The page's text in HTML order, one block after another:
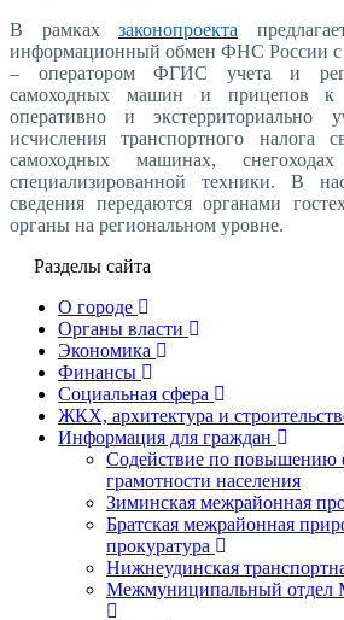
В рамках законопроекта
информационный обмен ФНС России с
– оператором ФГИС учета и
самоходных машин и прицепов
оперативно и экстерриториально
исчисления транспортного налога
самоходных машинах,
специализированной техники. В
сведения передаются органами
органы на региональном уровне.
Разделы сайта
О городе
Органы власти
Экономика
Финансы
Социальная сфера
ЖКХ, архитектура и
Информация для граждан
Содействие по повышению
грамотности населения
Зиминская межрайонная
Братская межрайонная
прокуратура
Нижнеудинская
Межмуниципальный